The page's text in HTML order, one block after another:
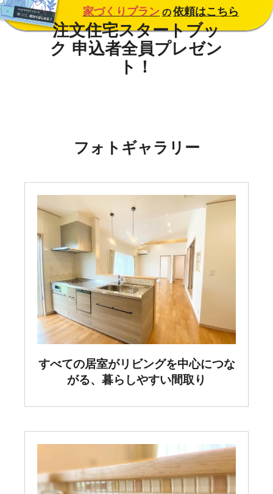
家づくりプラン の 依頼はこちら
フォトギャラリー
すべての居室がリビングを中心につな
がる、暮らしやすい間取り